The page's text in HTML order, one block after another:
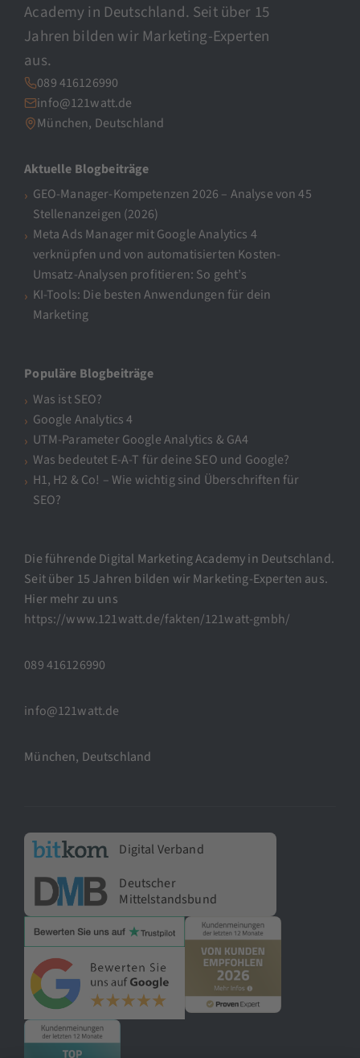
Academy in Deutschland. Seit über 15
Jahren bilden wir Marketing-Experten
aus.
089 416126990
info@121watt.de
München, Deutschland
Aktuelle Blogbeiträge
GEO-Manager-Kompetenzen 2026 – Analyse von 45
Stellenanzeigen (2026)
Meta Ads Manager mit Google Analytics 4
verknüpfen und von automatisierten Kosten-
Umsatz-Analysen profitieren: So geht’s
KI-Tools: Die besten Anwendungen für dein
Marketing
Populäre Blogbeiträge
Was ist SEO?
Google Analytics 4
UTM-Parameter Google Analytics & GA4
Was bedeutet E-A-T für deine SEO und Google?
H1, H2 & Co! – Wie wichtig sind Überschriften für
SEO?
Die führende Digital Marketing Academy in Deutschland.
Seit über 15 Jahren bilden wir Marketing-Experten aus.
Hier mehr zu uns
https://www.121watt.de/fakten/121watt-gmbh/
089 416126990
info@121watt.de
München, Deutschland
Digital Verband
Deutscher
Mittelstandsbund